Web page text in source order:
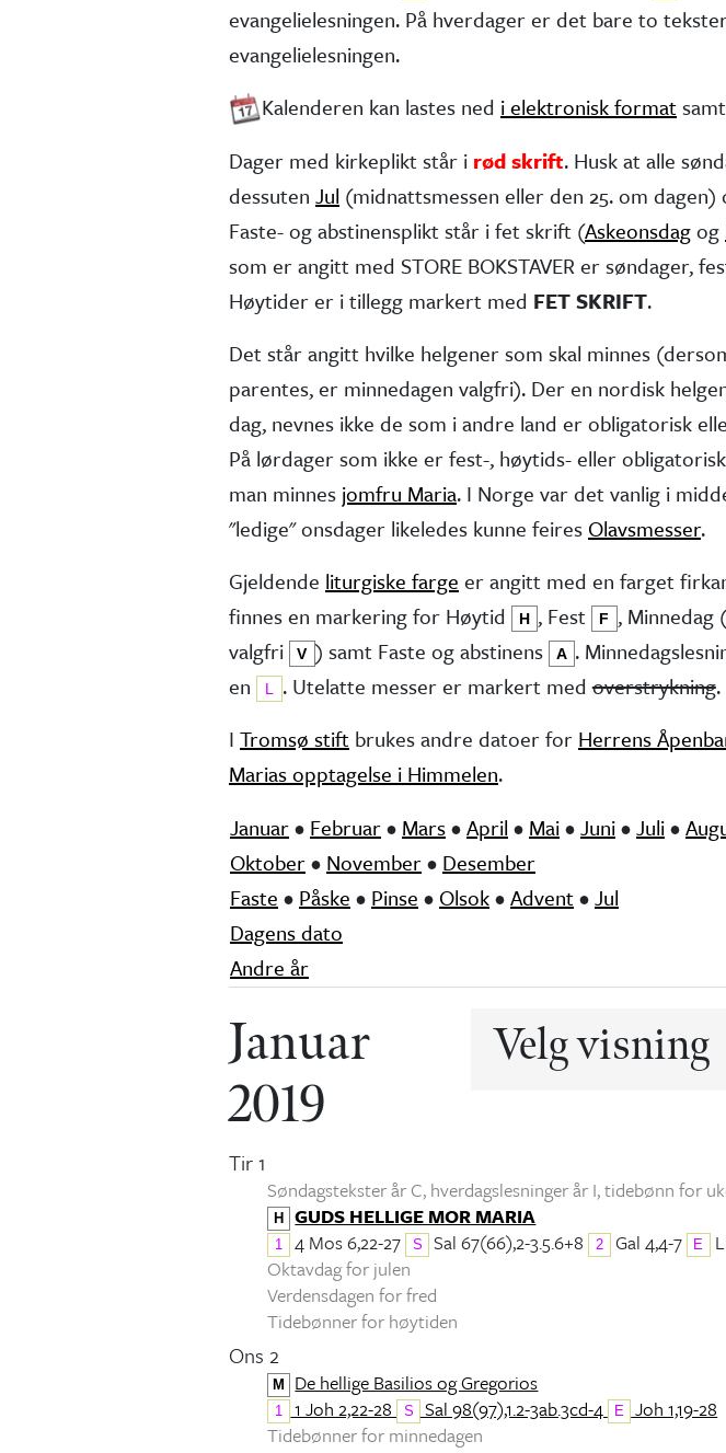
evangelie­lesningen. På hverdager er det bare to
evangelielesningen.
Kalenderen kan lastes ned i elektronisk format
Dager med kirkeplikt står i rød skrift. Husk at alle
dessuten Jul (midnatts­messen eller den 25. om dagen)
Faste- og abstinens­plikt står i fet skrift (Askeonsdagog
som er angitt med STORE BOKSTAVER er søndager,
Høytider er i tillegg markert med FET SKRIFT.
Det står angitt hvilke helgener som skal minnes
parentes, er minne­dagen valgfri). Der en nordisk
dag, nevnes ikke de som i andre land er obliga­torisk
På lørdager som ikke er fest-, høytids- eller
man minnes jomfru Maria. I Norge var det vanlig i
"ledige" onsdager like­ledes kunne feires Olavsmesser.
Gjeldende liturgiske farge er angitt med en farget
finnes en markering for Høytid
H , Fest F , Minne­dag
valg­fri
V ) samt Faste og abstinens A .
en
L . Utelatte messer er markert medoverstrykning.
I Tromsø stift brukes andre datoer for Herrens
Marias opptagelse i Himmelen.
Januar• Februar• Mars•April • Mai•Juni•Juli•
Oktober• November• Desember
Faste • Påske • Pinse • Olsok•Advent•Jul
Dagens dato
Andre år
Velg visning
Januar
2019
Tir 1
Søndagstekster år C, hverdagslesninger år I, tidebønn for
H GUDS HELLIGE MOR MARIA
1 4 Mos 6,22-27 S Sal 67(66),2-3.5.6+8 2 Gal 4,4-7 E
Oktavdag for julen
Verdensdagen for fred
Tidebønner for høytiden
Ons 2
M De hellige Basilios og Gregorios
1 1 Joh 2,22-28 S Sal 98(97),1.2-3ab.3cd-4 E
Joh 1,19-28
Tidebønner for minnedagen